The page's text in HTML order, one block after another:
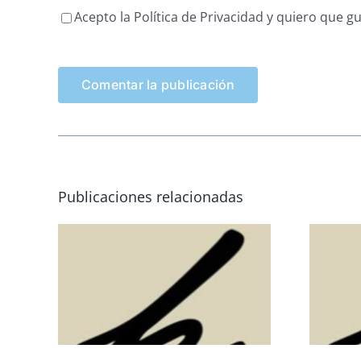
Acepto la Política de Privacidad y quiero que
Publicaciones relacionadas